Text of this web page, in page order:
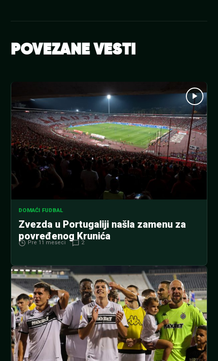
POVEZANE VESTI
DOMAĆI FUDBAL
Zvezda u Portugaliji našla zamenu za
povređenog Krunića
Pre 11 meseci 2